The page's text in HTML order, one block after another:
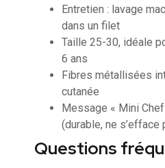
Entretien : lavage
dans un filet
Taille 25-30, idéale
6 ans
Fibres métallisées
cutanée
Message « Mini
(durable, ne s’efface
Questions